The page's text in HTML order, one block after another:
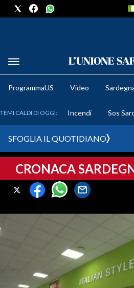
METEO
CRONACA SARDEGNA
CAGLIARI
ORISTANO E PROVINCIA
SASSARI E PROVINCIA
GALLURA
ProgrammaUS Video
TEMI CALDI DI OGGI: Incendi Sos
SFOGLIA IL QUOTIDIANO
CRONACA